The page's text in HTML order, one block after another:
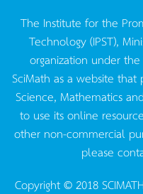
The Institute for the
Technology (IPST),
organization under
SciMath as a website
Science, Mathematics
to use its online
other non-commercial
please
Copyright © 2018